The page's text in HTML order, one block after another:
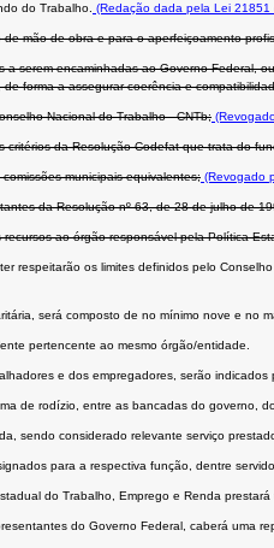
do Trabalho. (Redação dada pela Lei
mão de obra e para o aperfeiçoamento
a serem encaminhadas ao Governo
forma a assegurar coerência e
Nacional do Trabalho - CNTb;
critérios da Resolução Codefat que trata do
municipais equivalentes; (Revogado
da Resolução nº 63, de 28 de julho de
ao órgão responsável pela Política
respeitarão os limites definidos pelo
será composto de no mínimo nove e no
pertencente ao mesmo órgão/entidade.
e dos empregadores, serão
de rodízio, entre as bancadas do
sendo considerado relevante serviço
para a respectiva função, dentre
do Trabalho, Emprego e Renda
do Governo Federal, caberá uma